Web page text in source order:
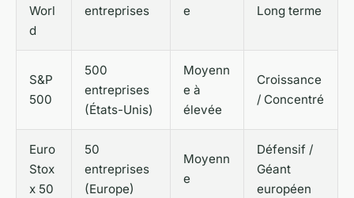
Worl
d
entreprises
e
Long terme
S&P
500
500
entreprises
(États-Unis)
Moyenn
e à
élevée
Croissance
/ Concentré
Euro
Stox
x 50
50
entreprises
(Europe)
Moyenn
e
Défensif /
Géant
européen